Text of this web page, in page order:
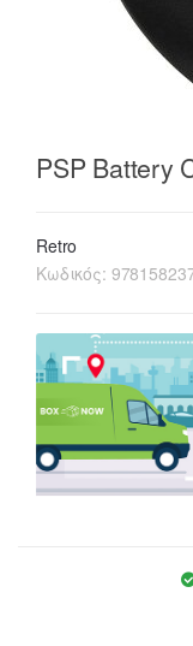
PSP Battery
Retro
Κωδικός: